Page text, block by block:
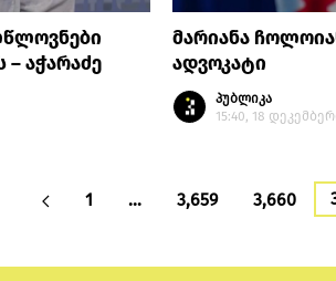
აჭარაძე
მარიანა
ადვოკატი
პუბლიკა
15:40, 18
1 … 3,659 3,660